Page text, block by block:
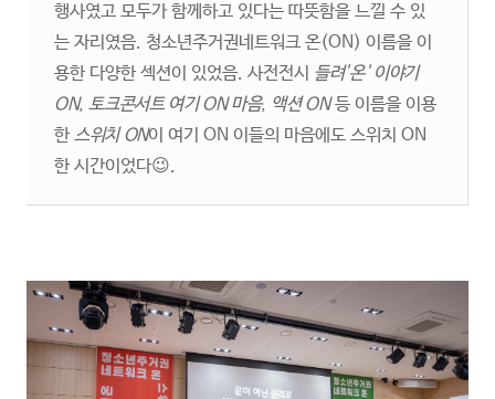
행사였고 모두가 함께하고 있다는 따뜻함을 느낄 수 있
는 자리였음. 청소년주거권네트워크 온(ON) 이름을 이
용한 다양한 섹션이 있었음. 사전전시 들려'온' 이야기
ON,토크콘서트 여기 ON 마음, 액션 ON등 이름을 이용
한 스위치 ON이 여기 ON 이들의 마음에도 스위치 ON
한 시간이었다😉.